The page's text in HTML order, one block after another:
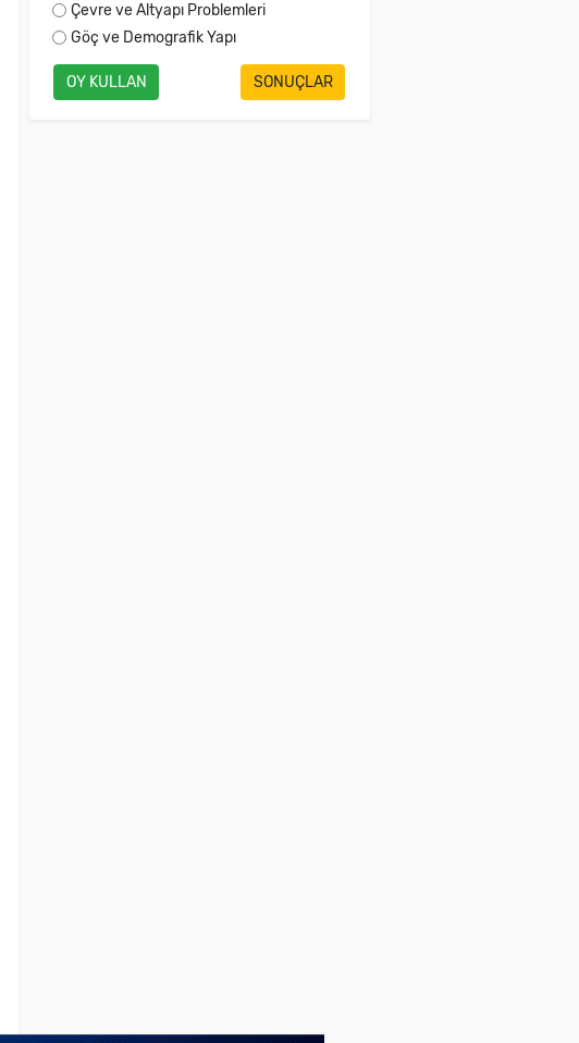
Çevre ve Altyapı Problemleri
Göç ve Demografik Yapı
OY KULLAN SONUÇLAR